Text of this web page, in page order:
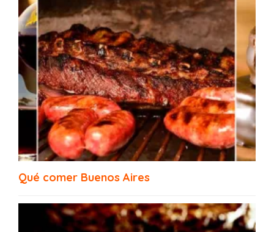
Restaurantes Veganos Buenos Aires
Qué comer Buenos Aires